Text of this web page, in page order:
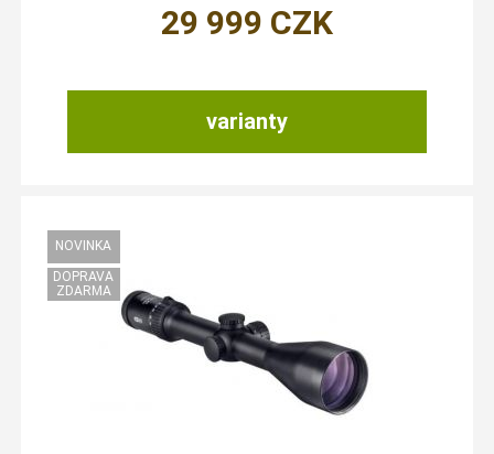
varianty
29 999 CZK